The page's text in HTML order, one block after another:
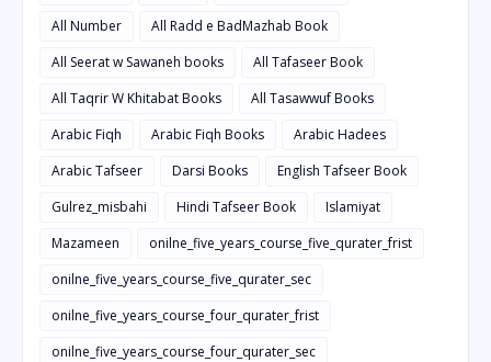
All Number
All Radd e BadMazhab Book
All Seerat w Sawaneh books
All Tafaseer Book
All Taqrir W Khitabat Books
All Tasawwuf Books
Arabic Fiqh
Arabic Fiqh Books
Arabic Hadees
Arabic Tafseer
Darsi Books
English Tafseer Book
Gulrez_misbahi
Hindi Tafseer Book
Islamiyat
Mazameen
onilne_five_years_course_five_qurater_frist
onilne_five_years_course_five_qurater_sec
onilne_five_years_course_four_qurater_frist
onilne_five_years_course_four_qurater_sec